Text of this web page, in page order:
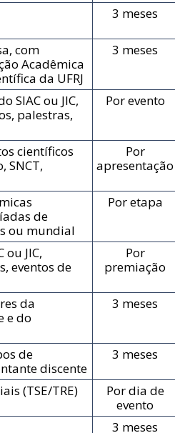
3 meses
com
Acadêmica
da UFRJ
3 meses
SIAC ou JIC,
palestras,
Por evento
científicos
SNCT,
Por
apresentação
de
ou mundial
Por etapa
JIC,
eventos de
Por
premiação
da
e do
3 meses
de
discente
3 meses
(TSE/TRE)
Por dia de
evento
3 meses